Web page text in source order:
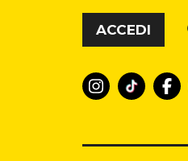
Vai al contenuto
ACCEDI